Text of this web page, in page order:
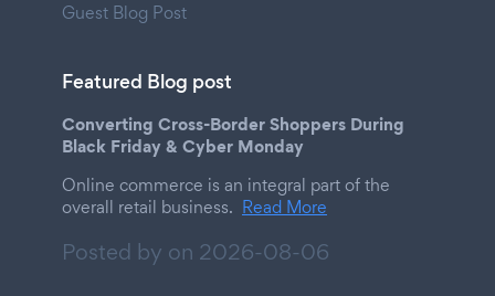
Guest Blog Post
Featured Blog post
Converting Cross-Border Shoppers During
Black Friday & Cyber Monday
Online commerce is an integral part of the
overall retail business. Read More
Posted by on 2026-08-06